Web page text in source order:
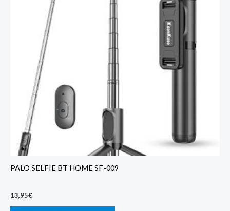
PALO SELFIE BT HOME SF-009
13,95€